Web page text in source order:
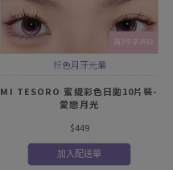
滿3件享折扣
粉色月牙光暈
MI TESORO 蜜緹彩色日拋10片裝-
愛戀月光
$449
加入配送單